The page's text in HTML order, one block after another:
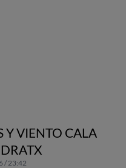
Y VIENTO CALA
/ 23:42